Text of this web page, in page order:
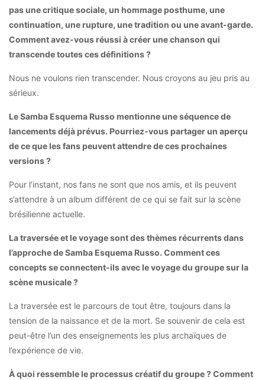
pas une critique sociale, un hommage posthume, une
continuation, une rupture, une tradition ou une avant-garde.
Comment avez-vous réussi à créer une chanson qui
transcende toutes ces définitions ?
Nous ne voulons rien transcender. Nous croyons au jeu pris au
sérieux.
Le Samba Esquema Russo mentionne une séquence de
lancements déjà prévus. Pourriez-vous partager un aperçu
de ce que les fans peuvent attendre de ces prochaines
versions ?
Pour l’instant, nos fans ne sont que nos amis, et ils peuvent
s’attendre à un album différent de ce qui se fait sur la scène
brésilienne actuelle.
La traversée et le voyage sont des thèmes récurrents dans
l’approche de Samba Esquema Russo. Comment ces
concepts se connectent-ils avec le voyage du groupe sur la
scène musicale ?
La traversée est le parcours de tout être, toujours dans la
tension de la naissance et de la mort. Se souvenir de cela est
peut-être l’un des enseignements les plus archaïques de
l’expérience de vie.
À quoi ressemble le processus créatif du groupe ? Comment